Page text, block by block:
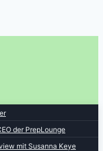
der PrepLounge
mit Susanna Keye